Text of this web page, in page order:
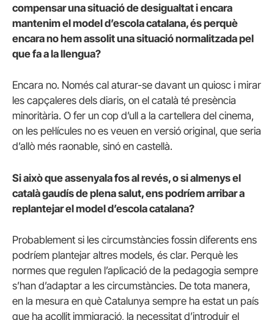
compensar una situació de desigualtat i encara
mantenim el model d’escola catalana, és perquè
encara no hem assolit una situació normalitzada pel
que fa a la llengua?
Encara no. Només cal aturar-se davant un quiosc i mirar
les capçaleres dels diaris, on el català té presència
minoritària. O fer un cop d’ull a la cartellera del cinema,
on les pel·lícules no es veuen en versió original, que seria
d’allò més raonable, sinó en castellà.
Si això que assenyala fos al revés, o si almenys el
català gaudís de plena salut, ens podríem arribar a
replantejar el model d’escola catalana?
Probablement si les circumstàncies fossin diferents ens
podríem plantejar altres models, és clar. Perquè les
normes que regulen l’aplicació de la pedagogia sempre
s’han d’adaptar a les circumstàncies. De tota manera,
en la mesura en què Catalunya sempre ha estat un país
que ha acollit immigració, la necessitat d’introduir el